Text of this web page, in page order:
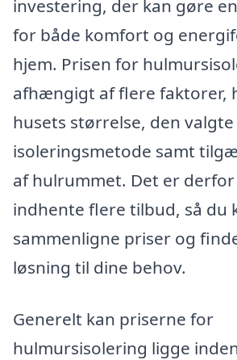
investering, der kan gøre
for både komfort og
hjem. Prisen for
afhængigt af flere faktorer,
husets størrelse, den valgte
isoleringsmetode samt
af hulrummet. Det er
indhente flere tilbud, så du
sammenligne priser og
løsning til dine behov.
Generelt kan priserne for
hulmursisolering ligge